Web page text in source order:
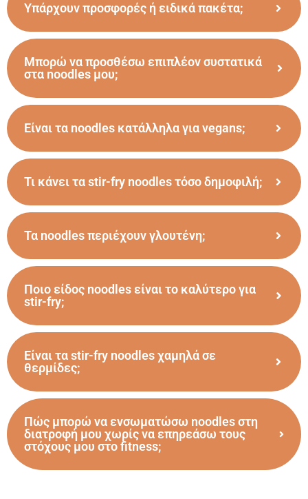
Υπάρχουν προσφορές ή ειδικά πακέτα;
Μπορώ να προσθέσω επιπλέον συστατικά
στα noodles μου;
Είναι τα noodles κατάλληλα για vegans;
Τι κάνει τα stir-fry noodles τόσο δημοφιλή;
Τα noodles περιέχουν γλουτένη;
Ποιο είδος noodles είναι το καλύτερο για
stir-fry;
Είναι τα stir-fry noodles χαμηλά σε
θερμίδες;
Πώς μπορώ να ενσωματώσω noodles στη
διατροφή μου χωρίς να επηρεάσω τους
στόχους μου στο fitness;